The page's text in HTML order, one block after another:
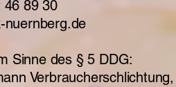
46 89 30
nuernberg.de
Sinne des § 5 DDG:
Verbraucherschlichtung,